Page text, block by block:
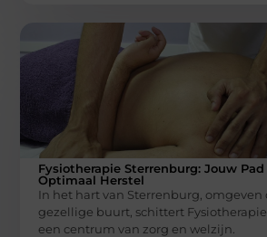
Fysiotherapie Sterrenburg: Jouw Pad
Optimaal Herstel
In het hart van Sterrenburg, omgeven
gezellige buurt, schittert
een centrum van zorg en welzijn.